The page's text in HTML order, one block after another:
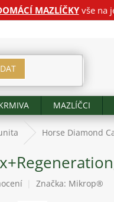
MAZLÍČKYvše na
MAZLÍČCI
Horse Diamond
Značka: Mikrop®